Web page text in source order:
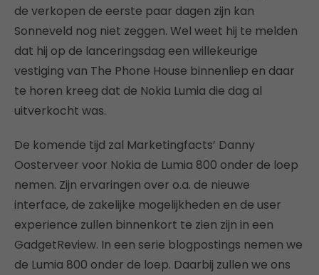
de verkopen de eerste paar dagen zijn kan
Sonneveld nog niet zeggen. Wel weet hij te melden
dat hij op de lanceringsdag een willekeurige
vestiging van The Phone House binnenliep en daar
te horen kreeg dat de Nokia Lumia die dag al
uitverkocht was.
De komende tijd zal Marketingfacts’ Danny
Oosterveer voor Nokia de Lumia 800 onder de loep
nemen. Zijn ervaringen over o.a. de nieuwe
interface, de zakelijke mogelijkheden en de user
experience zullen binnenkort te zien zijn in een
GadgetReview. In een serie blogpostings nemen we
de Lumia 800 onder de loep. Daarbij zullen we ons